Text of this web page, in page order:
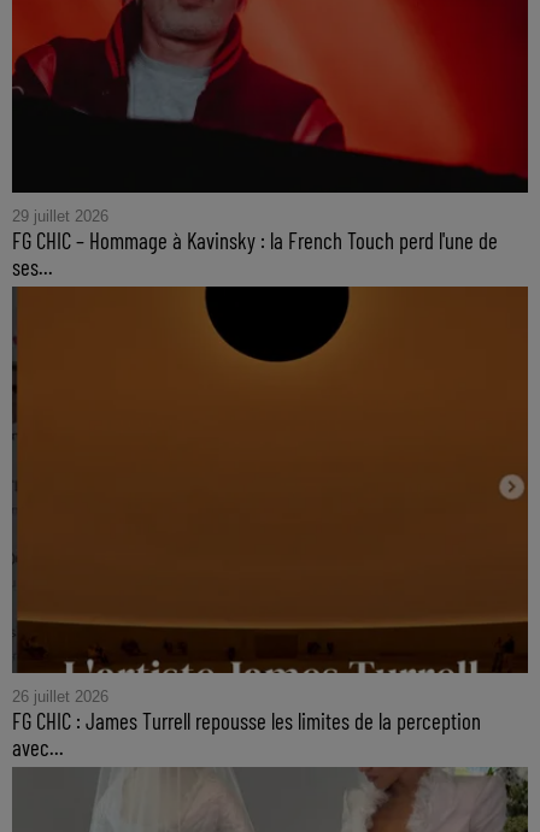
29 juillet 2026
FG CHIC – Hommage à Kavinsky : la French Touch perd l'une de
ses...
26 juillet 2026
FG CHIC : James Turrell repousse les limites de la perception
avec...